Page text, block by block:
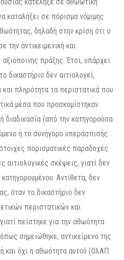
κατέληξε σε αθωωτική
καταλήξει σε πόρισμα νόμιμης
δηλαδή στην κρίση ότι ο
την αντικειμενική και
πράξης. Έτσι, υπάρχει
δικαστήριο δεν αιτιολογεί,
πληρότητα τα περιστατικά που
μέσα που προσκομίστηκαν
διαδικασία (από την κατηγορούσα
ή το συνήγορο υπεράσπισής
πορισματικές παραδοχές
αιτιολογικές σκέψεις, γιατί δεν
Αντίθετα, δεν
όταν το δικαστήριο δεν
περιστατικών και
πείστηκε για την αθωότητα
σημειώθηκε, αντικείμενο της
και όχι η αθωότητα αυτού (ΟλΑΠ